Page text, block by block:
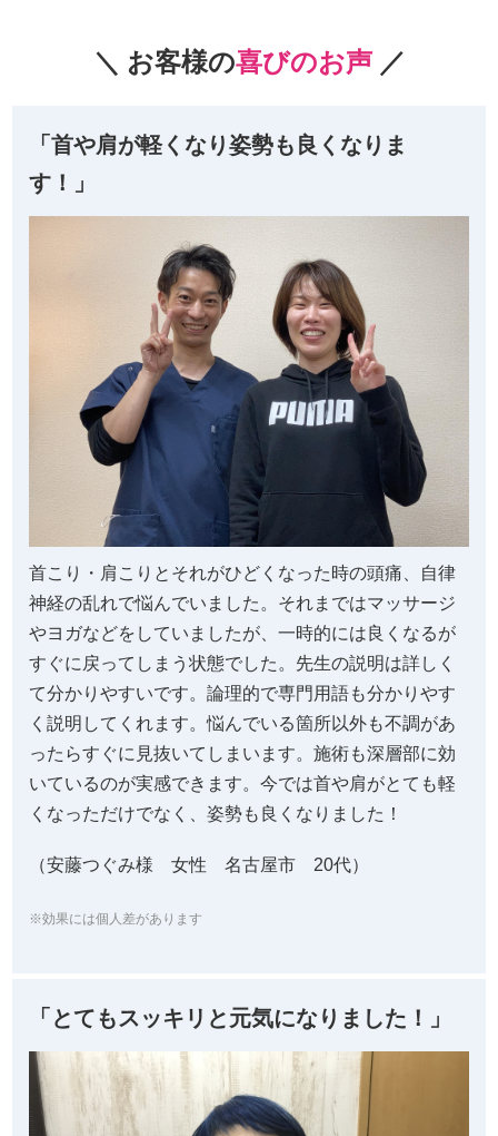
＼ お客様の喜びのお声 ／
「首や肩が軽くなり姿勢も良くなりま
す！」
首こり・肩こりとそれがひどくなった時の頭痛、自律
神経の乱れで悩んでいました。それまではマッサージ
やヨガなどをしていましたが、一時的には良くなるが
すぐに戻ってしまう状態でした。先生の説明は詳しく
て分かりやすいです。論理的で専門用語も分かりやす
く説明してくれます。悩んでいる箇所以外も不調があ
ったらすぐに見抜いてしまいます。施術も深層部に効
いているのが実感できます。今では首や肩がとても軽
くなっただけでなく、姿勢も良くなりました！
（安藤つぐみ様 女性 名古屋市 20代）
※効果には個人差があります
「とてもスッキリと元気になりました！」